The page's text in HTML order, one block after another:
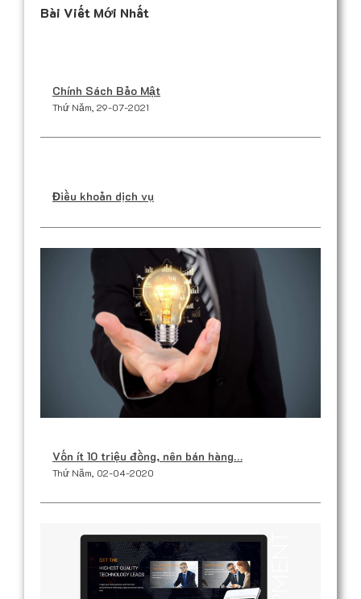
Bài Viết Mới Nhất
Chính Sách Bảo Mật
Thứ Năm, 29-07-2021
Điều khoản dịch vụ
Vốn ít 10 triệu đồng, nên bán hàng…
Thứ Năm, 02-04-2020